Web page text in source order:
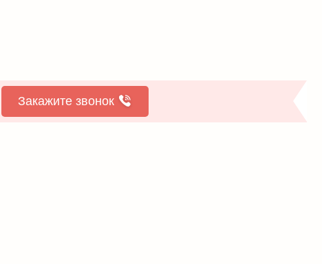
Закажите звонок